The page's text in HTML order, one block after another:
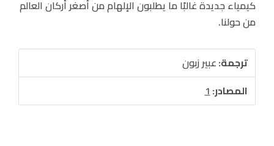
كيمياء جديدة غالبًا ما يطلبون الإلهام من أصغر أركان العالم
من حولنا.
ترجمة:عبير زبون
المصادر:1